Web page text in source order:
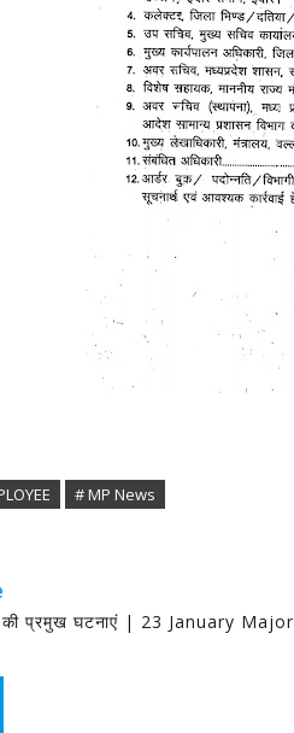
# MP News
की प्रमुख घटनाएं | 23 January Major